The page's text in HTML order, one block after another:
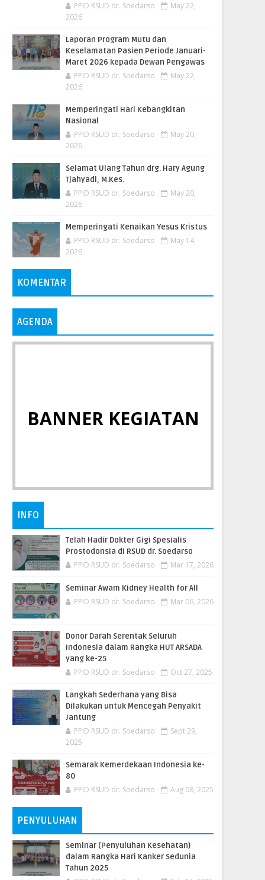
PPID RSUD dr. Soedarso
May 22,
2026
Laporan Program Mutu dan
Keselamatan Pasien Periode Januari-
Maret 2026 kepada Dewan Pengawas
PPID RSUD dr. Soedarso
May 22,
2026
Memperingati Hari Kebangkitan
Nasional
PPID RSUD dr. Soedarso
May 20,
2026
Selamat Ulang Tahun drg. Hary Agung
Tjahyadi, M.Kes.
PPID RSUD dr. Soedarso
May 20,
2026
Memperingati Kenaikan Yesus Kristus
PPID RSUD dr. Soedarso
May 14,
2026
KOMENTAR
AGENDA
BANNER KEGIATAN
INFO
Telah Hadir Dokter Gigi Spesialis
Prostodonsia di RSUD dr. Soedarso
PPID RSUD dr. Soedarso Mar 17, 2026
Seminar Awam Kidney Health for All
PPID RSUD dr. Soedarso Mar 06, 2026
Donor Darah Serentak Seluruh
Indonesia dalam Rangka HUT ARSADA
yang ke-25
PPID RSUD dr. Soedarso Oct 27, 2025
Langkah Sederhana yang Bisa
Dilakukan untuk Mencegah Penyakit
Jantung
PPID RSUD dr. Soedarso
Sept 29,
2025
Semarak Kemerdekaan Indonesia ke-
80
PPID RSUD dr. Soedarso Aug 08, 2025
PENYULUHAN
Seminar (Penyuluhan Kesehatan)
dalam Rangka Hari Kanker Sedunia
Tahun 2025